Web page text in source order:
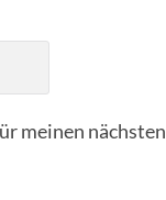
meinen nächsten